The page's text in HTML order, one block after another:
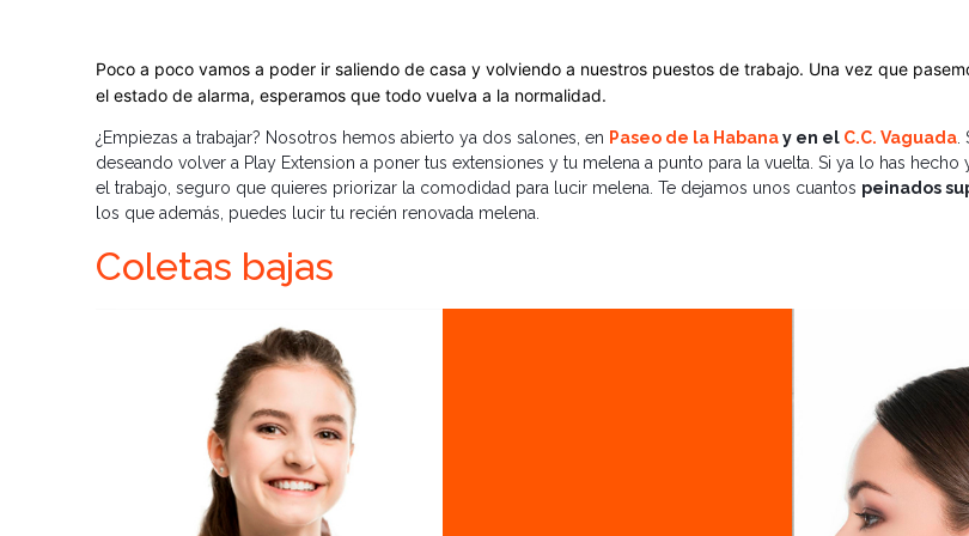
Poco a poco vamos a poder ir saliendo de casa y volviendo a nuestros puestos de trabajo. Una vez que
el estado de alarma, esperamos que todo vuelva a la normalidad.
¿Empiezas a trabajar? Nosotros hemos abierto ya dos salones, en Paseo de la Habanay en el C.C. Vaguada.
deseando volver a Play Extension a poner tus extensiones y tu melena a punto para la vuelta. Si ya lo has hecho
el trabajo, seguro que quieres priorizar la comodidad para lucir melena. Te dejamos unos cuantos peinados
los que además, puedes lucir tu recién renovada melena.
Coletas bajas